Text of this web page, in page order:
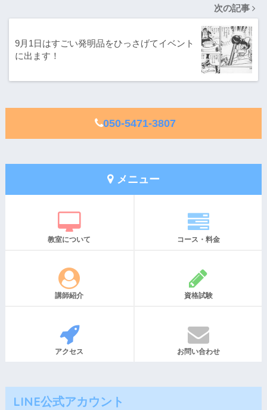
次の記事
9月1日はすごい発明品をひっさげてイベント
に出ます！
050-5471-3807
メニュー
教室について コース・料金
講師紹介 資格試験
アクセス お問い合わせ
LINE公式アカウント